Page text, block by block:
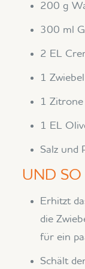
200 g
300 ml
2 EL
1 Zwiebel
1 Zitrone
1 EL
Salz und
UND SO
Erhitzt
die
für ein
Schält